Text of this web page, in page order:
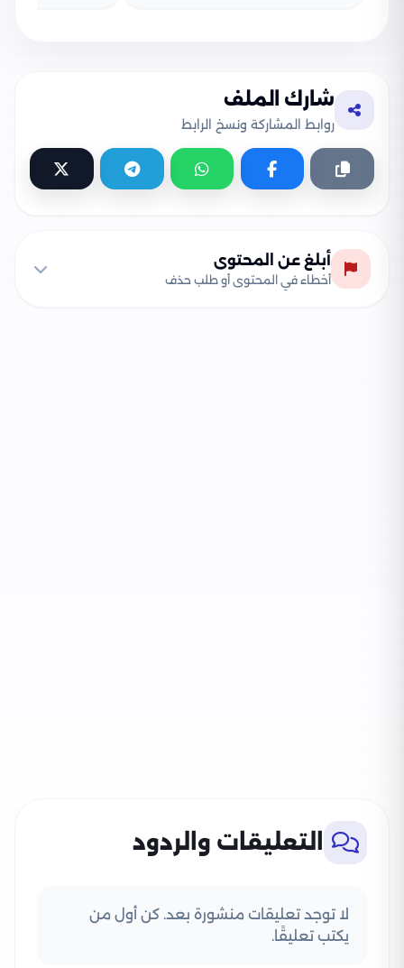
شارك الملف
روابط المشاركة ونسخ الرابط
أبلغ عن المحتوى
أخطاء في المحتوى أو طلب حذف
التعليقات والردود
لا توجد تعليقات منشورة بعد. كن أول من
يكتب تعليقًا.